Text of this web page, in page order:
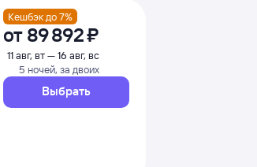
Кешбэк до 7%
от 89 ⁠892 ⁠₽
11 авг, вт — 16 авг, вс
5 ночей, за двоих
Выбрать